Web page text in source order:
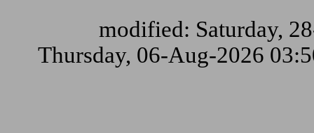
modified: Saturday,
Thursday, 06-Aug-2026